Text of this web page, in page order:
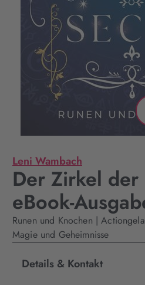
Leni Wambach
Der Zirkel der
eBook-
Runen und Knochen |
Magie und Geheimnisse
Details & Kontakt